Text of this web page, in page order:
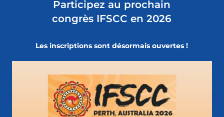
Participez au prochain
congrès IFSCC en 2026
Les inscriptions sont désormais ouvertes !